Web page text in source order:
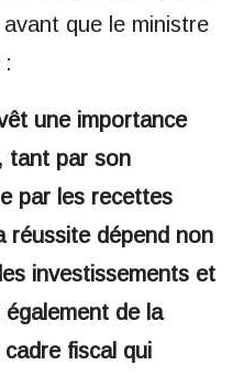
que le ministre
une importance
tant par son
par les recettes
réussite dépend non
investissements et
de la
fiscal qui